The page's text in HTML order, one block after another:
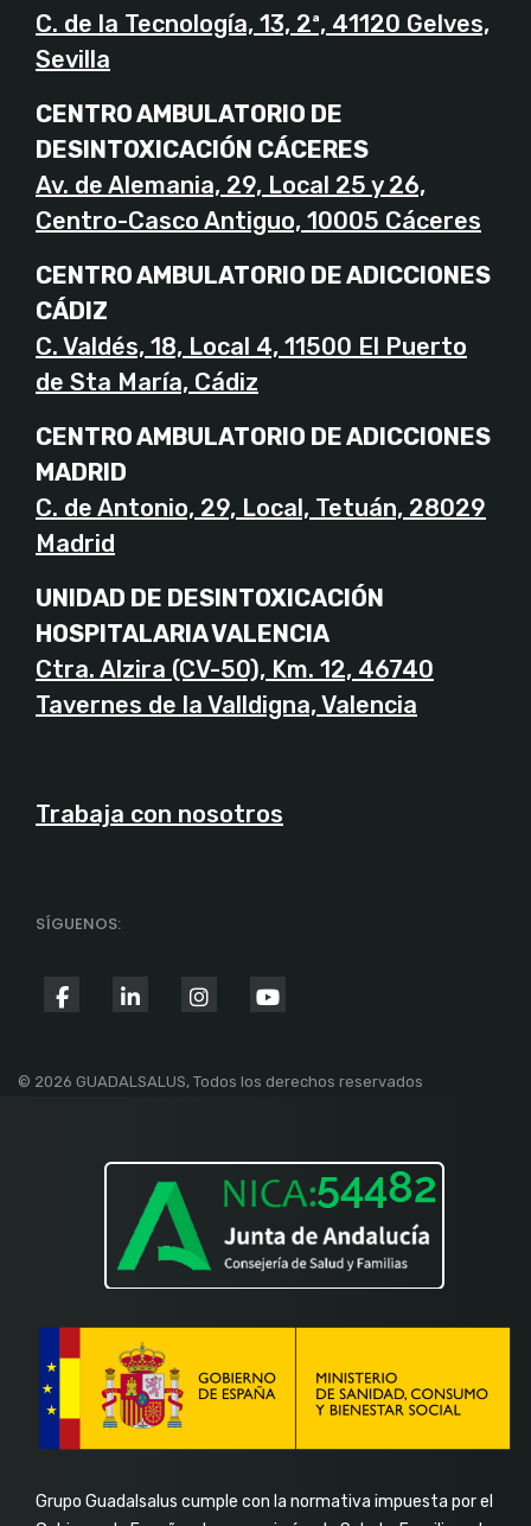
C. de la Tecnología, 13, 2ª, 41120 Gelves,
Sevilla
CENTRO AMBULATORIO DE
DESINTOXICACIÓN CÁCERES
Av. de Alemania, 29, Local 25 y 26,
Centro-Casco Antiguo, 10005 Cáceres
CENTRO AMBULATORIO DE ADICCIONES
CÁDIZ
C. Valdés, 18, Local 4, 11500 El Puerto
de Sta María, Cádiz
CENTRO AMBULATORIO DE ADICCIONES
MADRID
C. de Antonio, 29, Local, Tetuán, 28029
Madrid
UNIDAD DE DESINTOXICACIÓN
HOSPITALARIA VALENCIA
Ctra. Alzira (CV-50), Km. 12, 46740
Tavernes de la Valldigna, Valencia
Trabaja con nosotros
SÍGUENOS:
fab
facebook-
fab
linkedin-
fab
instagram
fab
youtube
© 2026 GUADALSALUS, Todos los derechos reservados
Grupo Guadalsalus cumple con la normativa impuesta por el